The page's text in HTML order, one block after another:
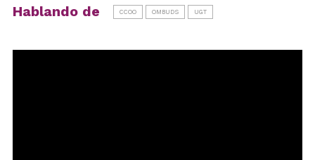
Hablando de CCOO OMBUDS UGT